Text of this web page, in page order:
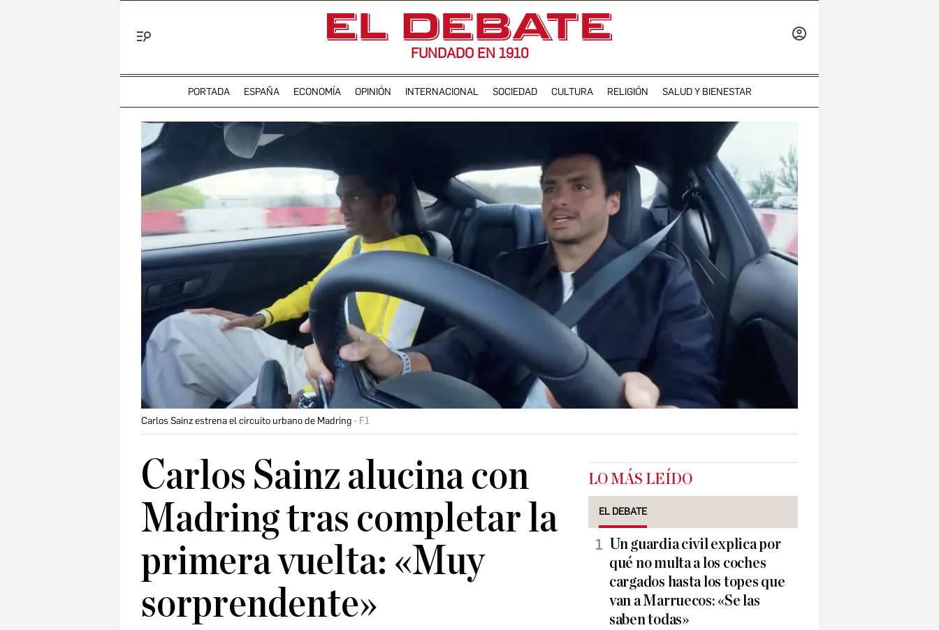
FUNDADO EN 1910
PORTADA ESPAÑA ECONOMÍA OPINIÓN INTERNACIONAL SOCIEDAD CULTURA RELIGIÓN SALUD Y BIENESTAR
Carlos Sainz estrena el circuito urbano de Madring F1
Carlos Sainz alucina con
Madring tras completar la
primera vuelta: «Muy
sorprendente»
LO MÁS LEÍDO
EL DEBATE
Un guardia civil explica por
qué no multa a los coches
cargados hasta los topes que
van a Marruecos: «Se las
saben todas»